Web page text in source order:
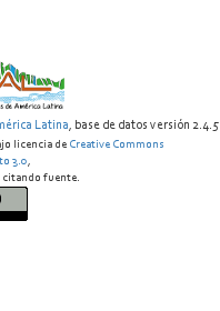
Latina, base de datos versión 2.4.5
licencia de Creative Commons
3.0,
citando fuente.